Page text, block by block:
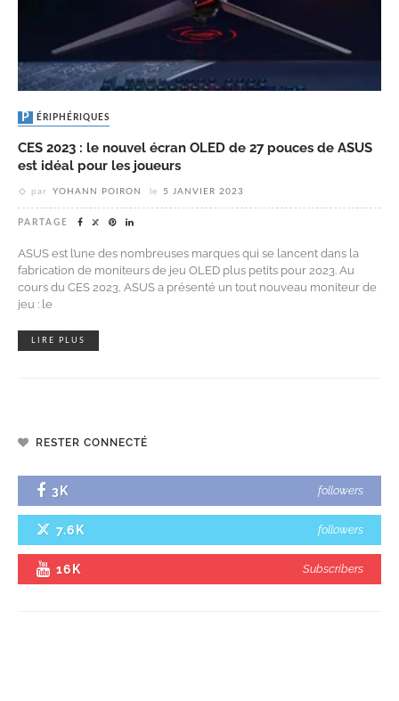
PÉRIPHÉRIQUES
CES 2023 : le nouvel écran OLED de 27 pouces de ASUS
est idéal pour les joueurs
par YOHANN POIRON le 5 JANVIER 2023
PARTAGE
ASUS est l’une des nombreuses marques qui se lancent dans la
fabrication de moniteurs de jeu OLED plus petits pour 2023. Au
cours du CES 2023, ASUS a présenté un tout nouveau moniteur de
jeu : le
LIRE PLUS
RESTER CONNECTÉ
3K followers
7.6K followers
16K Subscribers